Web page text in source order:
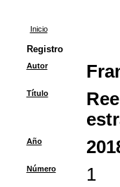
Inicio
Registro
Autor
Título
Año
Número 1